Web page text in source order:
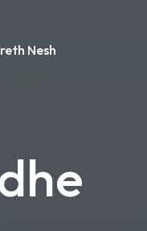
Nesh